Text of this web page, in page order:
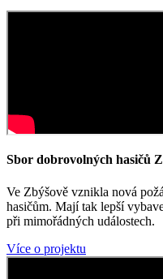
Sbor dobrovolných hasičů
Ve Zbýšově vznikla nová
hasičům. Mají tak lepší
při mimořádných událostech.
Více o projektu